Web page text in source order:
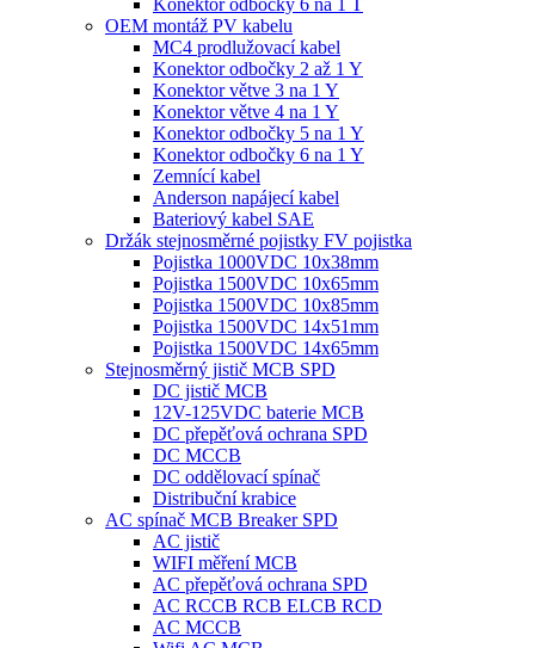
Konektor odbočky 6 na 1 T
OEM montáž PV kabelu
MC4 prodlužovací kabel
Konektor odbočky 2 až 1 Y
Konektor větve 3 na 1 Y
Konektor větve 4 na 1 Y
Konektor odbočky 5 na 1 Y
Konektor odbočky 6 na 1 Y
Zemnící kabel
Anderson napájecí kabel
Bateriový kabel SAE
Držák stejnosměrné pojistky FV pojistka
Pojistka 1000VDC 10x38mm
Pojistka 1500VDC 10x65mm
Pojistka 1500VDC 10x85mm
Pojistka 1500VDC 14x51mm
Pojistka 1500VDC 14x65mm
Stejnosměrný jistič MCB SPD
DC jistič MCB
12V-125VDC baterie MCB
DC přepěťová ochrana SPD
DC MCCB
DC oddělovací spínač
Distribuční krabice
AC spínač MCB Breaker SPD
AC jistič
WIFI měření MCB
AC přepěťová ochrana SPD
AC RCCB RCB ELCB RCD
AC MCCB